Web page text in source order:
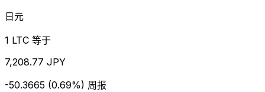
日元
1 LTC 等于
7,208.77 JPY
-50.3665 (0.69%) 周报